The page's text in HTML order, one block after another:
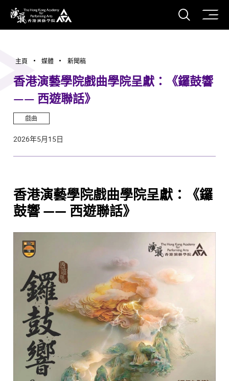
香港演藝學院
打開
主頁 媒體 新聞稿
香港演藝學院戲曲學院呈獻：《鑼鼓響
—— 西遊聯話》
戲曲
2026年5月15日
香港演藝學院戲曲學院呈獻：《鑼
鼓響 —— 西遊聯話》